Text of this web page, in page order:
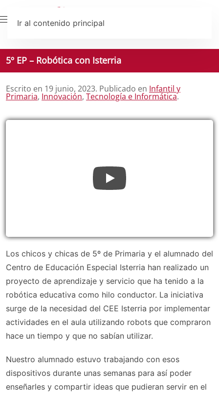
Ir al contenido principal
5º EP – Robótica con Isterria
Escrito en 19 junio, 2023. Publicado en Infantil y
Primaria, Innovación, Tecnología e Informática.
Los chicos y chicas de 5º de Primaria y el alumnado del
Centro de Educación Especial Isterria han realizado un
proyecto de aprendizaje y servicio que ha tenido a la
robótica educativa como hilo conductor. La iniciativa
surge de la necesidad del CEE Isterria por implementar
actividades en el aula utilizando robots que compraron
hace un tiempo y que no sabían utilizar.
Nuestro alumnado estuvo trabajando con esos
dispositivos durante unas semanas para así poder
enseñarles y compartir ideas que pudieran servir en el